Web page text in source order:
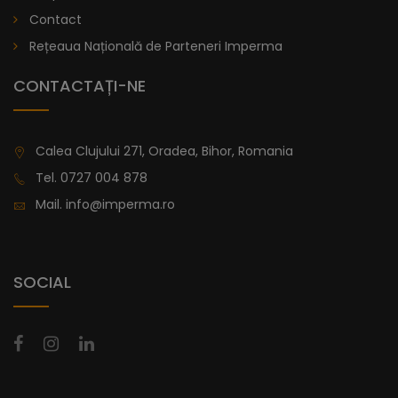
De la 996,47
Contact
Rețeaua Națională de Parteneri Imperma
CONTACTAȚI-NE
Calea Clujului 271, Oradea, Bihor, Romania
Tel. 0727 004 878
Mail. info@imperma.ro
SOCIAL